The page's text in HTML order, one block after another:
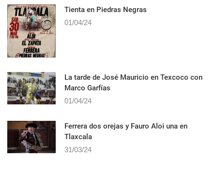
Tienta en Piedras Negras
01/04/24
La tarde de José Mauricio en Texcoco con
Marco Garfías
01/04/24
Ferrera dos orejas y Fauro Aloi una en
Tlaxcala
31/03/24